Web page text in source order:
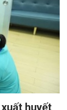
huyết